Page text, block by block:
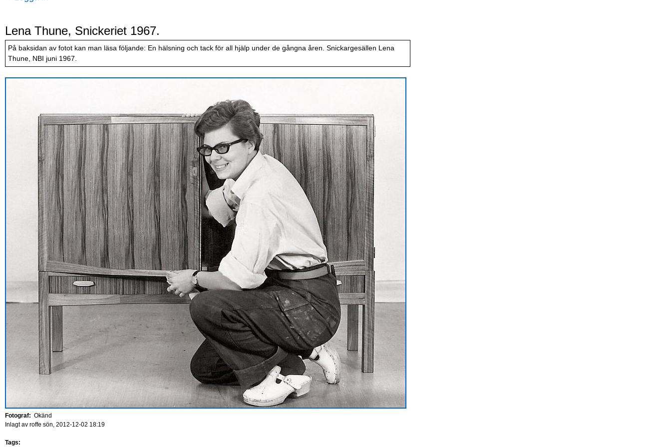
Lena Thune, Snickeriet 1967.
På baksidan av fotot kan man läsa följande: En hälsning och tack för all hjälp under de gångna åren. Snickargesällen Lena
Thune, NBI juni 1967.
Fotograf: Okänd
Inlagt av roffe sön, 2012-12-02 18:19
Tags: